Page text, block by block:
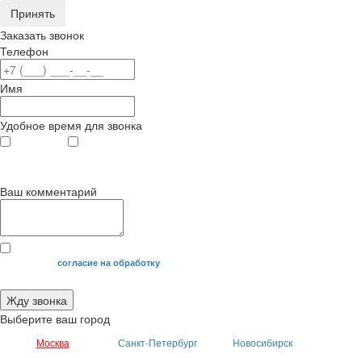
Принять
Заказать звонок
Телефон
Имя
Удобное время для звонка
Ваш комментарий
Я даю своесогласие на обработку
Жду звонка
Выберите ваш город
Москва Санкт-Петербург Новосибирск